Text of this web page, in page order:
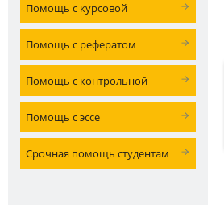
Помощь с курсовой
Помощь с рефератом
Помощь с контрольной
Помощь с эссе
Срочная помощь студентам